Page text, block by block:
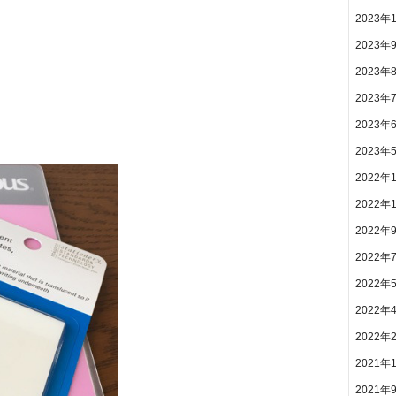
2023年
2023年
2023年
2023年
2023年
2023年
2022年
2022年
2022年
2022年
2022年
2022年
2022年
2021年
2021年